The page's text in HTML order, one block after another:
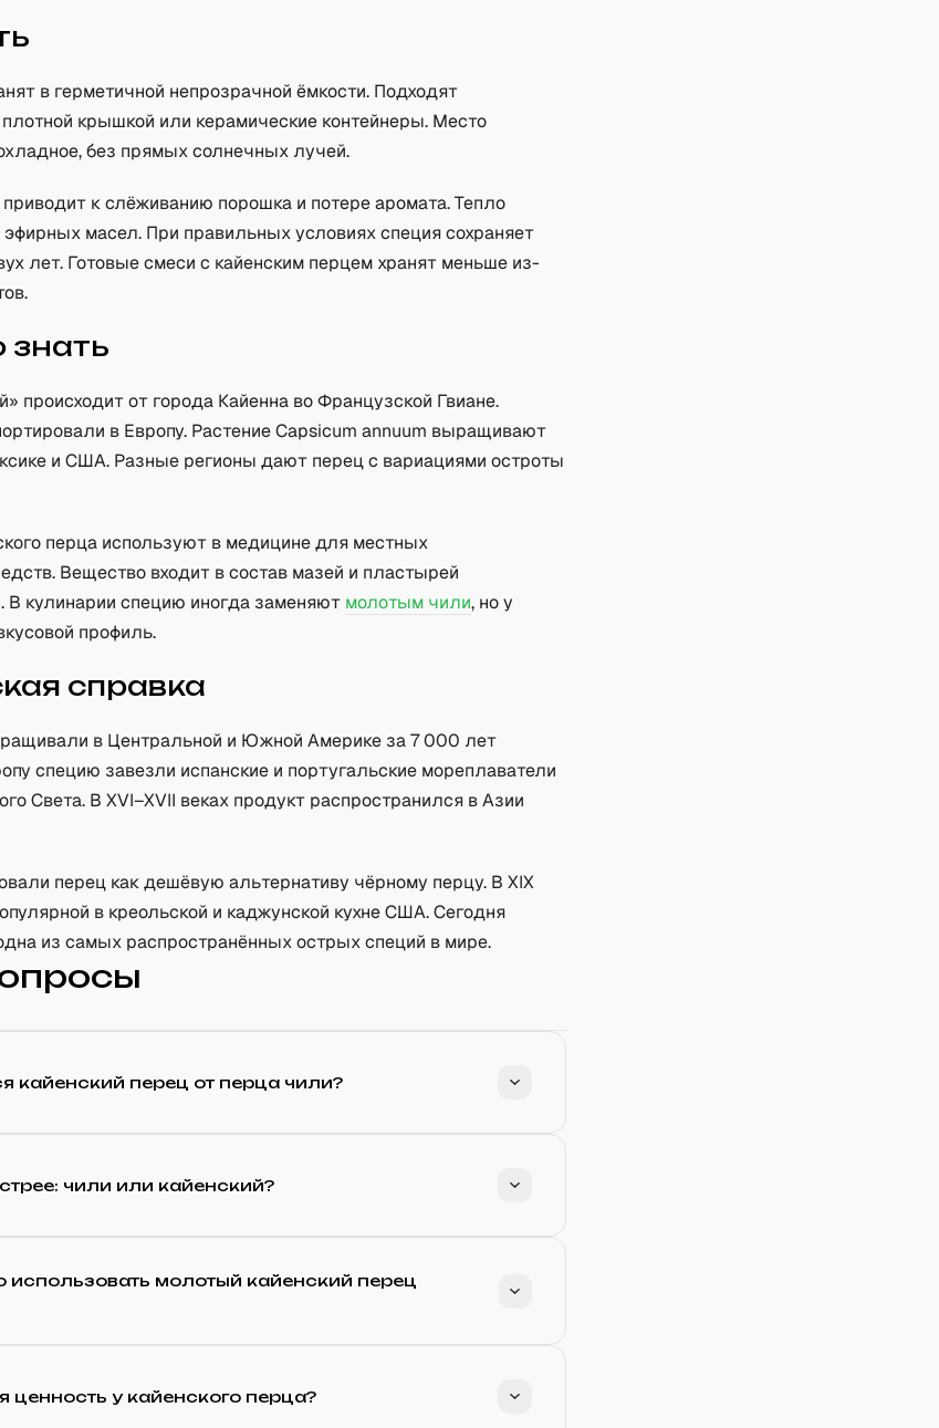
в герметичной непрозрачной ёмкости. Подходят
крышкой или керамические контейнеры. Место
без прямых солнечных лучей.
к слёживанию порошка и потере аромата. Тепло
эфирных масел. При правильных условиях специя сохраняет
лет. Готовые смеси с кайенским перцем хранят меньше из-
знать
происходит от города Кайенна во Французской Гвиане.
в Европу. Растение Capsicum annuum выращивают
и США. Разные регионы дают перец с вариациями остроты
перца используют в медицине для местных
Вещество входит в состав мазей и пластырей
кулинарии специю иногда заменяют молотым чили, но у
профиль.
справка
в Центральной и Южной Америке за 7 000 лет
специю завезли испанские и португальские мореплаватели
Света. В XVI–XVII веках продукт распространился в Азии
перец как дешёвую альтернативу чёрному перцу. В XIX
в креольской и каджунской кухне США. Сегодня
из самых распространённых острых специй в мире.
кайенский перец от перца чили?
чили или кайенский?
использовать молотый кайенский перец
ценность у кайенского перца?